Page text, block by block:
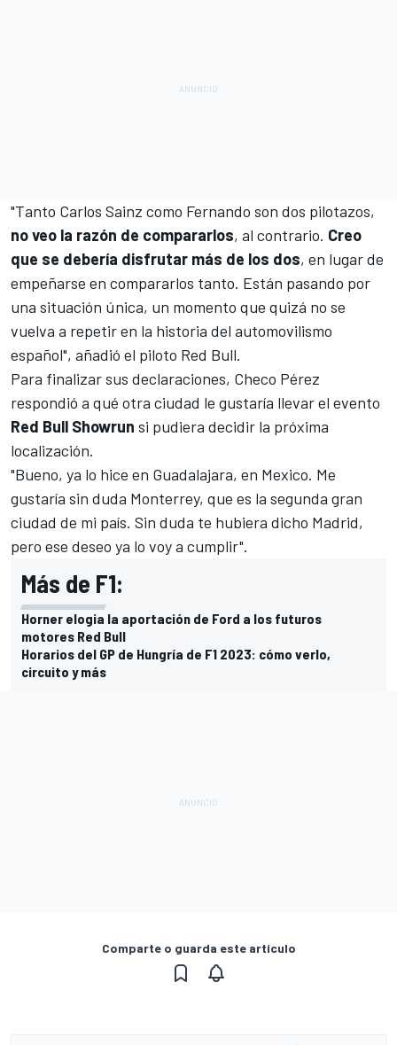
"Tanto Carlos Sainz como Fernando son dos pilotazos,
no veo la razón de compararlos, al contrario. Creo
que se debería disfrutar más de los dos, en lugar de
empeñarse en compararlos tanto. Están pasando por
una situación única, un momento que quizá no se
vuelva a repetir en la historia del automovilismo
español", añadió el piloto Red Bull.
Para finalizar sus declaraciones, Checo Pérez
respondió a qué otra ciudad le gustaría llevar el evento
Red Bull Showrun si pudiera decidir la próxima
localización.
"Bueno, ya lo hice en Guadalajara, en Mexico. Me
gustaría sin duda Monterrey, que es la segunda gran
ciudad de mi país. Sin duda te hubiera dicho Madrid,
pero ese deseo ya lo voy a cumplir".
Más de F1:
Horner elogia la aportación de Ford a los futuros
motores Red Bull
Horarios del GP de Hungría de F1 2023: cómo verlo,
circuito y más
Comparte o guarda este artículo